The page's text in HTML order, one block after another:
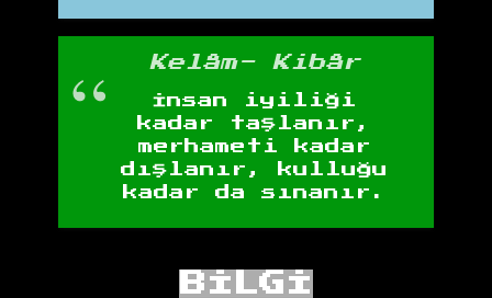
Kelâm- Kibâr
İnsan iyiliği
kadar taşlanır,
merhameti kadar
dışlanır, kulluğu
kadar da sınanır.
BİLGİ